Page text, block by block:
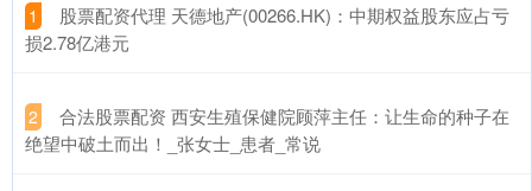
1
​股票配资代理 天德地产(00266.HK)：中期权益股东应占亏
损2.78亿港元
2
​合法股票配资 西安生殖保健院顾萍主任：让生命的种子在
绝望中破土而出！_张女士_患者_常说